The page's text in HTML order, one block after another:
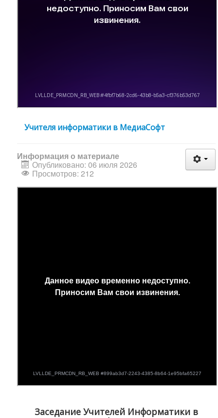
Учителя информатики в МедиаСофт
Информация о материале
Опубликовано: 06 июля 2026
Просмотров: 212
Заседание Учителей Информатики в